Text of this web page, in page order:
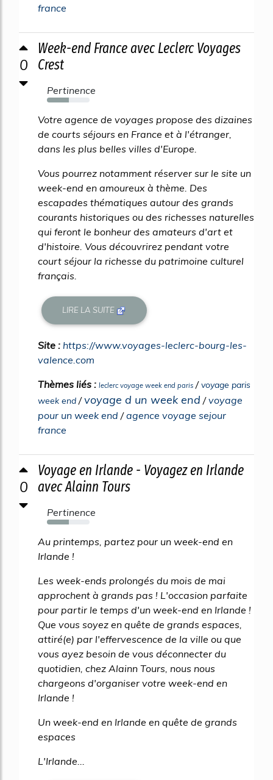
france
0
Week-end France avec Leclerc Voyages
Crest
Pertinence
52%
Votre agence de voyages propose des dizaines
de courts séjours en France et à l'étranger,
dans les plus belles villes d'Europe.
Vous pourrez notamment réserver sur le site un
week-end en amoureux à thème. Des
escapades thématiques autour des grands
courants historiques ou des richesses naturelles
qui feront le bonheur des amateurs d'art et
d'histoire. Vous découvrirez pendant votre
court séjour la richesse du patrimoine culturel
français.
LIRE LA SUITE
Site : https://www.voyages-leclerc-bourg-les-
valence.com
Thèmes liés : leclerc voyage week end paris /voyage paris
week end /voyage d un week end /voyage
pour un week end /agence voyage sejour
france
0
Voyage en Irlande - Voyagez en Irlande
avec Alainn Tours
Pertinence
52%
Au printemps, partez pour un week-end en
Irlande !
Les week-ends prolongés du mois de mai
approchent à grands pas ! L'occasion parfaite
pour partir le temps d'un week-end en Irlande !
Que vous soyez en quête de grands espaces,
attiré(e) par l'effervescence de la ville ou que
vous ayez besoin de vous déconnecter du
quotidien, chez Alainn Tours, nous nous
chargeons d'organiser votre week-end en
Irlande !
Un week-end en Irlande en quête de grands
espaces
L'Irlande...